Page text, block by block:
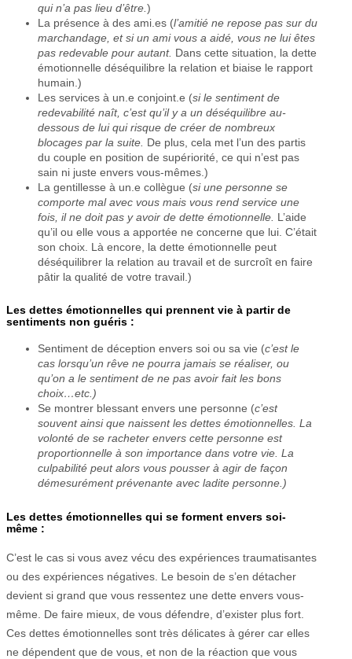
qui n’a pas lieu d’être. )
La présence à des ami.es (l’amitié ne repose pas sur du
marchandage, et si un ami vous a aidé, vous ne lui êtes
pas redevable pour autant. Dans cette situation, la dette
émotionnelle déséquilibre la relation et biaise le rapport
humain.)
Les services à un.e conjoint.e (si le sentiment de
redevabilité naît, c’est qu’il y a un déséquilibre au-
dessous de lui qui risque de créer de nombreux
blocages par la suite. De plus, cela met l’un des partis
du couple en position de supériorité, ce qui n’est pas
sain ni juste envers vous-mêmes.)
La gentillesse à un.e collègue (si une personne se
comporte mal avec vous mais vous rend service une
fois, il ne doit pas y avoir de dette émotionnelle. L’aide
qu’il ou elle vous a apportée ne concerne que lui. C’était
son choix. Là encore, la dette émotionnelle peut
déséquilibrer la relation au travail et de surcroît en faire
pâtir la qualité de votre travail.)
Les dettes émotionnelles qui prennent vie à partir de
sentiments non guéris :
Sentiment de déception envers soi ou sa vie (c’est le
cas lorsqu’un rêve ne pourra jamais se réaliser, ou
qu’on a le sentiment de ne pas avoir fait les bons
choix…etc.)
Se montrer blessant envers une personne (c’est
souvent ainsi que naissent les dettes émotionnelles. La
volonté de se racheter envers cette personne est
proportionnelle à son importance dans votre vie. La
culpabilité peut alors vous pousser à agir de façon
démesurément prévenante avec ladite personne.)
Les dettes émotionnelles qui se forment envers soi-
même :
C’est le cas si vous avez vécu des expériences traumatisantes
ou des expériences négatives. Le besoin de s’en détacher
devient si grand que vous ressentez une dette envers vous-
même. De faire mieux, de vous défendre, d’exister plus fort.
Ces dettes émotionnelles sont très délicates à gérer car elles
ne dépendent que de vous, et non de la réaction que vous